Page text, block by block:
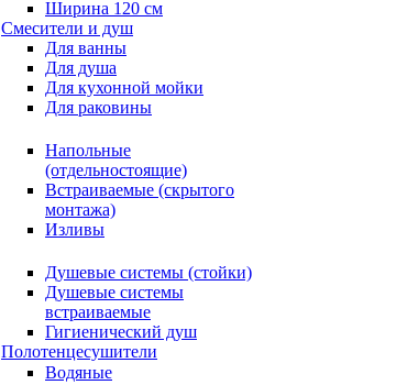
Ширина 120 см
Смесители и душ
Для ванны
Для душа
Для кухонной мойки
Для раковины
Напольные
(отдельностоящие)
Встраиваемые (скрытого
монтажа)
Изливы
Душевые системы (стойки)
Душевые системы
встраиваемые
Гигиенический душ
Полотенцесушители
ㅤВодяные